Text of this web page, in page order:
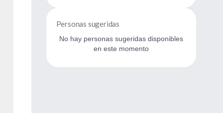
Personas sugeridas
No hay personas sugeridas disponibles
en este momento